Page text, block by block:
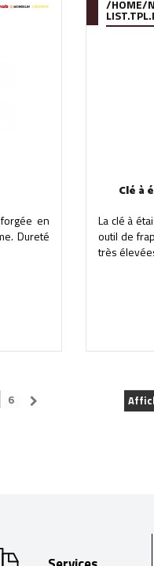
COMPILE/95/39/
en
Dureté
/HOME/
Clé à
La clé à
outil de
très
6